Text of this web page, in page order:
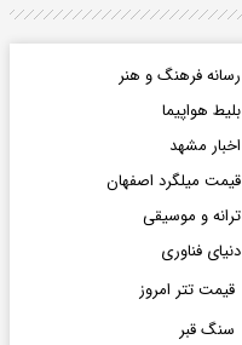
رسانه فرهنگ و هنر
بلیط هواپیما
اخبار مشهد
قیمت میلگرد اصفهان
ترانه و موسیقی
دنیای فناوری
قیمت تتر امروز
سنگ قبر